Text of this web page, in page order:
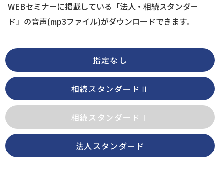
WEBセミナーに掲載している「法人・相続スタンダー
ド」 の音声(mp3ファイル)がダウンロードできます。
指定なし
相続スタンダードⅡ
相続スタンダードⅠ
法人スタンダード